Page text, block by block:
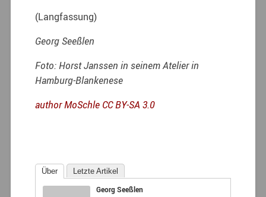
(Langfassung)
Georg Seeßlen
Foto: Horst Janssen in seinem Atelier in
Hamburg-Blankenese
author MoSchle CC BY-SA 3.0
Über Letzte Artikel
Georg Seeßlen